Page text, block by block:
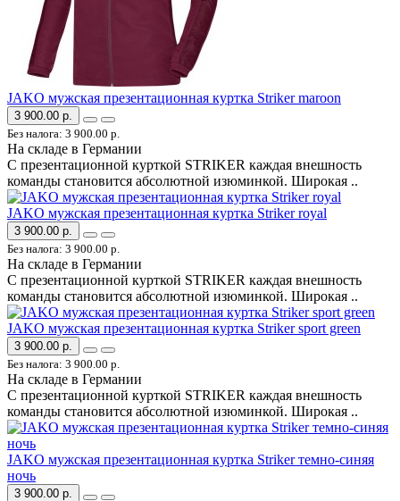
JAKO мужская презентационная куртка Striker maroon
3 900.00 р.
Без налога: 3 900.00 р.
На складе в Германии
С презентационной курткой STRIKER каждая внешность
команды становится абсолютной изюминкой. Широкая ..
JAKO мужская презентационная куртка Striker royal
3 900.00 р.
Без налога: 3 900.00 р.
На складе в Германии
С презентационной курткой STRIKER каждая внешность
команды становится абсолютной изюминкой. Широкая ..
JAKO мужская презентационная куртка Striker sport green
3 900.00 р.
Без налога: 3 900.00 р.
На складе в Германии
С презентационной курткой STRIKER каждая внешность
команды становится абсолютной изюминкой. Широкая ..
JAKO мужская презентационная куртка Striker темно-синяя
ночь
3 900.00 р.